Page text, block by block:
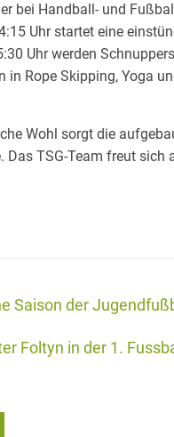
bei Handball- und
Uhr startet eine
Uhr werden
in Rope Skipping, Yoga
Wohl sorgt die
Das TSG-Team freut sich
Saison der
Foltyn in der 1.